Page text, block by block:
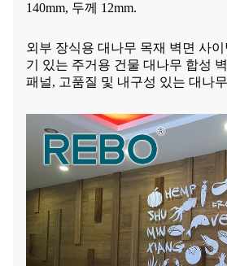
140mm, 두께 12mm.
외부 장식용 대나무 목재 벽면 사
기 있는 주거용 건물 대나무 합성
패널, 고품질 및 내구성 있는 대나